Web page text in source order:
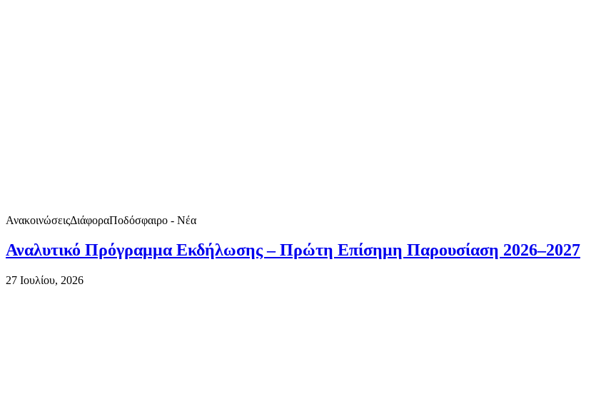
ΑνακοινώσειςΔιάφοραΠοδόσφαιρο - Νέα
Αναλυτικό Πρόγραμμα Εκδήλωσης – Πρώτη Επίσημη Παρουσίαση 2026–2027
27 Ιουλίου, 2026